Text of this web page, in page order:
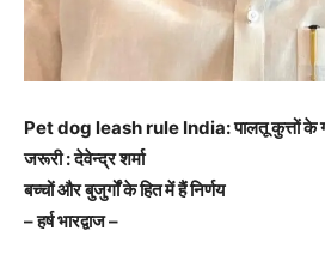
Pet dog leash rule India: पालतू कुत्तों के
जरूरी : देवेन्द्र शर्मा
बच्चों और बुजुर्गों के हित में हैं निर्णय
– हर्ष भारद्वाज –